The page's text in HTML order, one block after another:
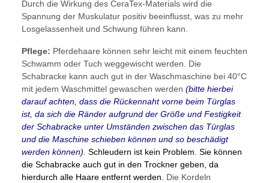
Durch die Wirkung des CeraTex-Materials wird die
Spannung der Muskulatur positiv beeinflusst, was zu mehr
Losgelassenheit und Schwung führen kann.
Pflege: Pferdehaare können sehr leicht mit einem feuchten
Schwamm oder Tuch weggewischt werden. Die
Schabracke kann auch gut in der Waschmaschine bei 40°C
mit jedem Waschmittel gewaschen werden (bitte hierbei
darauf achten, dass die Rückennaht vorne beim Türglas
ist, da sich die Ränder aufgrund der Größe und Festigkeit
der Schabracke unter Umständen zwischen das Türglas
und die Maschine schieben können und so beschädigt
werden können). Schleudern ist kein Problem. Sie können
die Schabracke auch gut in den Trockner geben, da
hierdurch alle Haare entfernt werden.
Die Kordeln